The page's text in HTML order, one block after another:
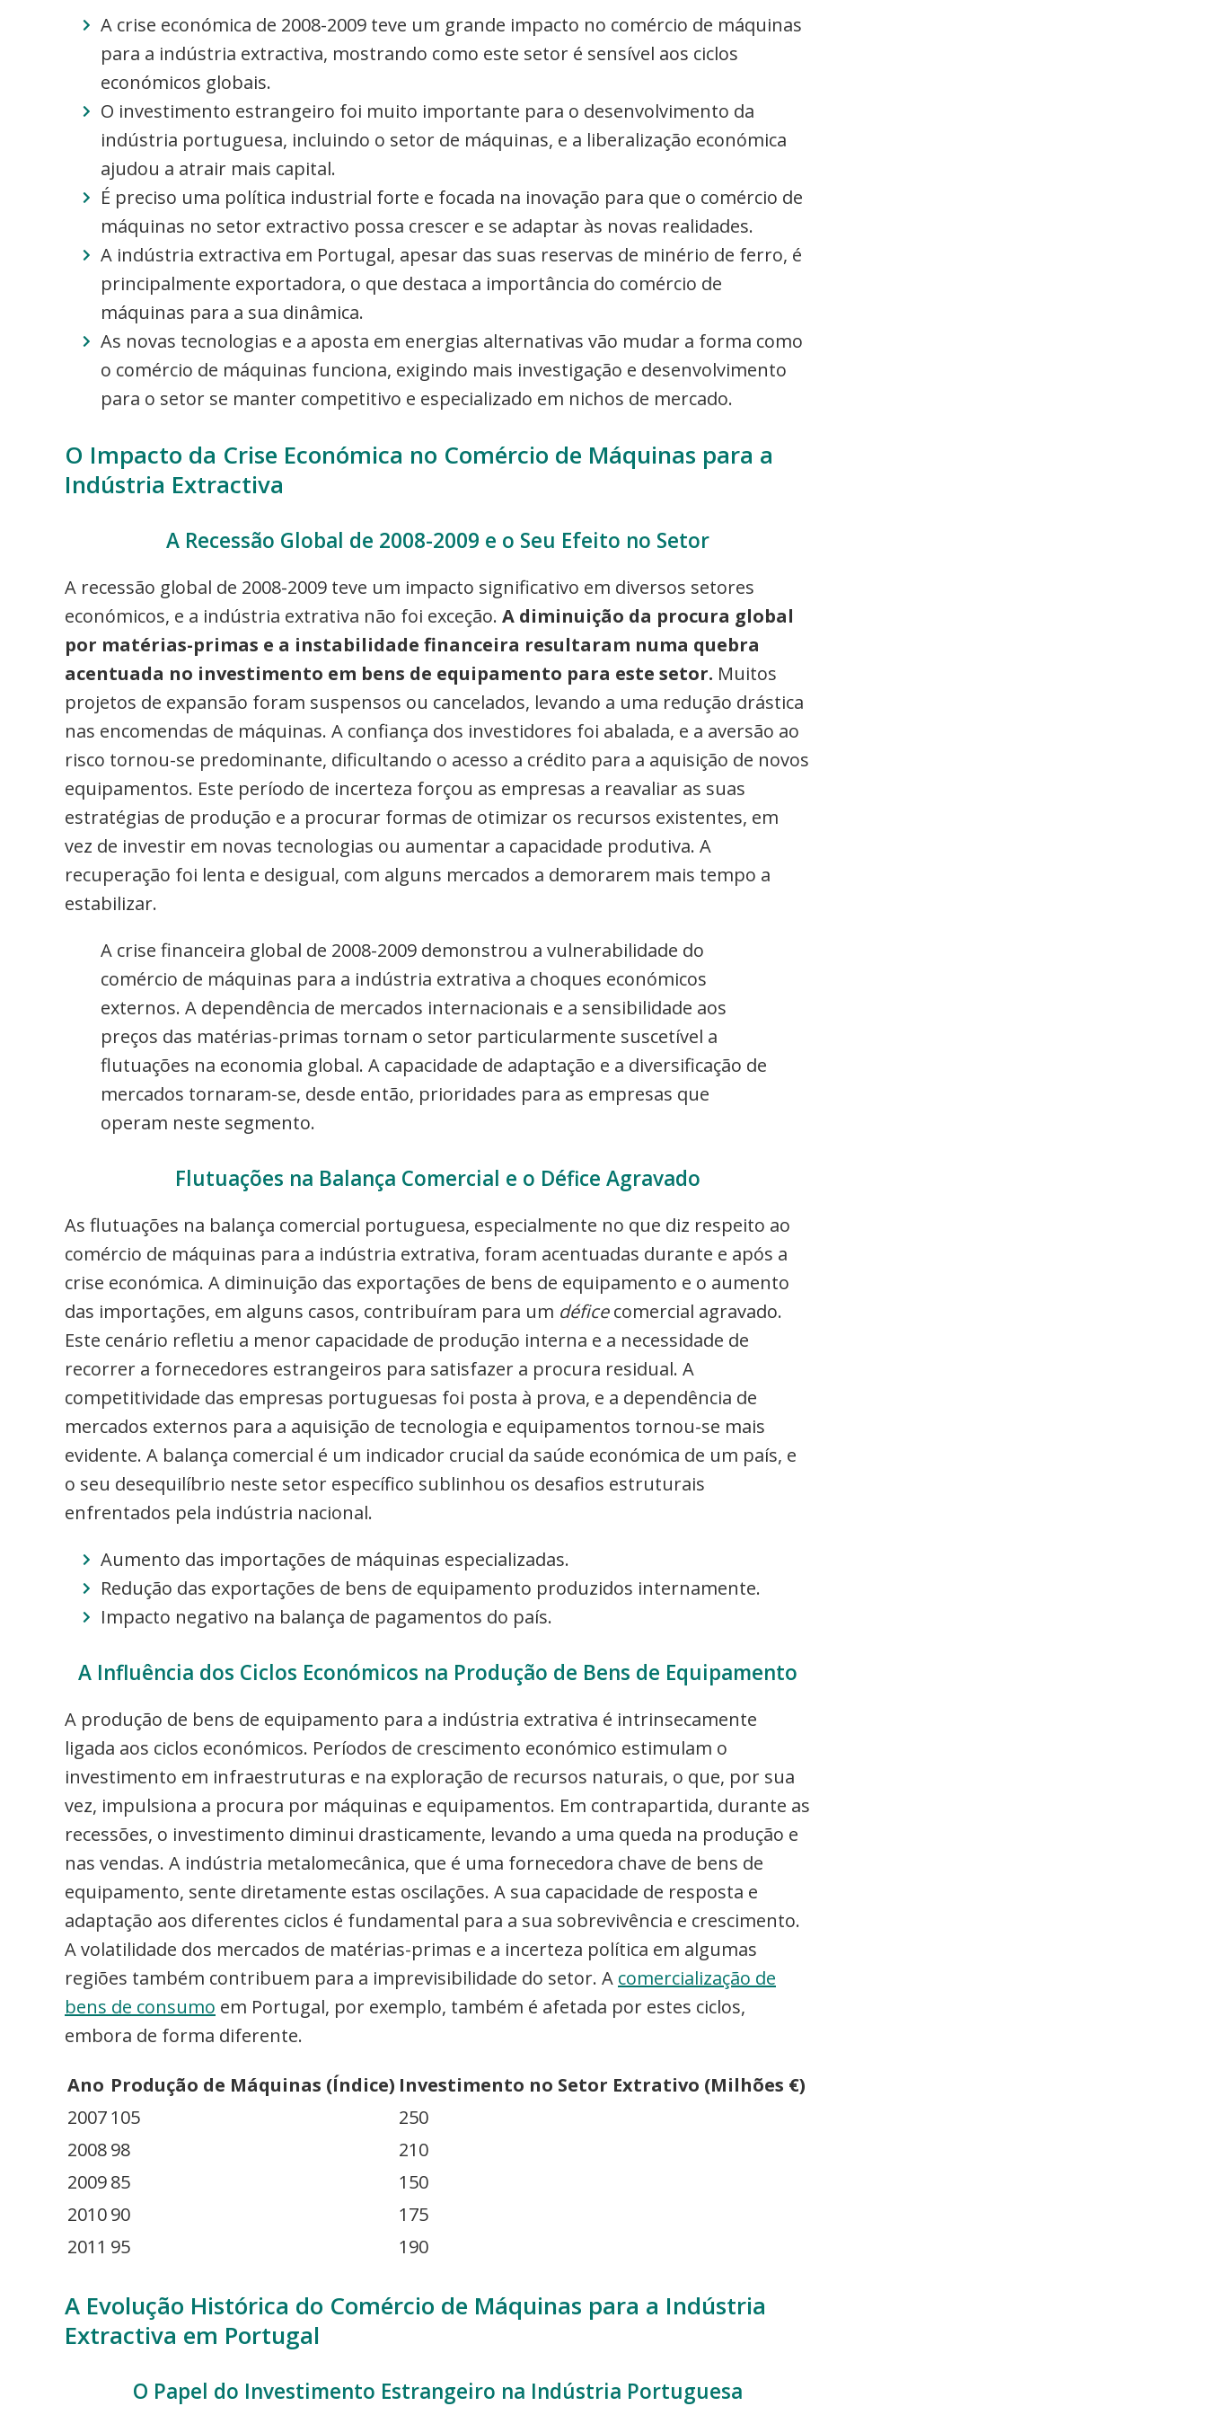
A crise económica de 2008-2009 teve um grande impacto no comércio de máquinas
para a indústria extractiva, mostrando como este setor é sensível aos ciclos
económicos globais.
O investimento estrangeiro foi muito importante para o desenvolvimento da
indústria portuguesa, incluindo o setor de máquinas, e a liberalização económica
ajudou a atrair mais capital.
É preciso uma política industrial forte e focada na inovação para que o comércio de
máquinas no setor extractivo possa crescer e se adaptar às novas realidades.
A indústria extractiva em Portugal, apesar das suas reservas de minério de ferro, é
principalmente exportadora, o que destaca a importância do comércio de
máquinas para a sua dinâmica.
As novas tecnologias e a aposta em energias alternativas vão mudar a forma como
o comércio de máquinas funciona, exigindo mais investigação e desenvolvimento
para o setor se manter competitivo e especializado em nichos de mercado.
O Impacto da Crise Económica no Comércio de Máquinas para a
Indústria Extractiva
A Recessão Global de 2008-2009 e o Seu Efeito no Setor
A recessão global de 2008-2009 teve um impacto significativo em diversos setores
económicos, e a indústria extrativa não foi exceção. A diminuição da procura global
por matérias-primas e a instabilidade financeira resultaram numa quebra
acentuada no investimento em bens de equipamento para este setor. Muitos
projetos de expansão foram suspensos ou cancelados, levando a uma redução drástica
nas encomendas de máquinas. A confiança dos investidores foi abalada, e a aversão ao
risco tornou-se predominante, dificultando o acesso a crédito para a aquisição de novos
equipamentos. Este período de incerteza forçou as empresas a reavaliar as suas
estratégias de produção e a procurar formas de otimizar os recursos existentes, em
vez de investir em novas tecnologias ou aumentar a capacidade produtiva. A
recuperação foi lenta e desigual, com alguns mercados a demorarem mais tempo a
estabilizar.
A crise financeira global de 2008-2009 demonstrou a vulnerabilidade do
comércio de máquinas para a indústria extrativa a choques económicos
externos. A dependência de mercados internacionais e a sensibilidade aos
preços das matérias-primas tornam o setor particularmente suscetível a
flutuações na economia global. A capacidade de adaptação e a diversificação de
mercados tornaram-se, desde então, prioridades para as empresas que
operam neste segmento.
Flutuações na Balança Comercial e o Défice Agravado
As flutuações na balança comercial portuguesa, especialmente no que diz respeito ao
comércio de máquinas para a indústria extrativa, foram acentuadas durante e após a
crise económica. A diminuição das exportações de bens de equipamento e o aumento
das importações, em alguns casos, contribuíram para um déficecomercial agravado.
Este cenário refletiu a menor capacidade de produção interna e a necessidade de
recorrer a fornecedores estrangeiros para satisfazer a procura residual. A
competitividade das empresas portuguesas foi posta à prova, e a dependência de
mercados externos para a aquisição de tecnologia e equipamentos tornou-se mais
evidente. A balança comercial é um indicador crucial da saúde económica de um país, e
o seu desequilíbrio neste setor específico sublinhou os desafios estruturais
enfrentados pela indústria nacional.
Aumento das importações de máquinas especializadas.
Redução das exportações de bens de equipamento produzidos internamente.
Impacto negativo na balança de pagamentos do país.
A Influência dos Ciclos Económicos na Produção de Bens de Equipamento
A produção de bens de equipamento para a indústria extrativa é intrinsecamente
ligada aos ciclos económicos. Períodos de crescimento económico estimulam o
investimento em infraestruturas e na exploração de recursos naturais, o que, por sua
vez, impulsiona a procura por máquinas e equipamentos. Em contrapartida, durante as
recessões, o investimento diminui drasticamente, levando a uma queda na produção e
nas vendas. A indústria metalomecânica, que é uma fornecedora chave de bens de
equipamento, sente diretamente estas oscilações. A sua capacidade de resposta e
adaptação aos diferentes ciclos é fundamental para a sua sobrevivência e crescimento.
A volatilidade dos mercados de matérias-primas e a incerteza política em algumas
regiões também contribuem para a imprevisibilidade do setor. A comercialização de
bens de consumo em Portugal, por exemplo, também é afetada por estes ciclos,
embora de forma diferente.
Ano Produção de Máquinas (Índice) Investimento no Setor Extrativo (Milhões €)
2007105
250
200898
210
200985
150
201090
175
2011 95 190
A Evolução Histórica do Comércio de Máquinas para a Indústria
Extractiva em Portugal
O Papel do Investimento Estrangeiro na Indústria Portuguesa